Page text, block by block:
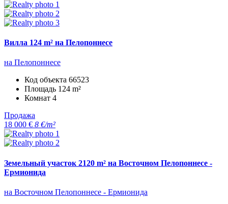
Вилла 124 m² на Пелопоннесе
на Пелопоннесе
Код объекта 66523
Площадь 124 m²
Комнат 4
Продажа
18 000 € 8 €/m²
Земельный участок 2120 m² на Восточном Пелопоннесе -
Ермионида
на Восточном Пелопоннесе - Ермионида